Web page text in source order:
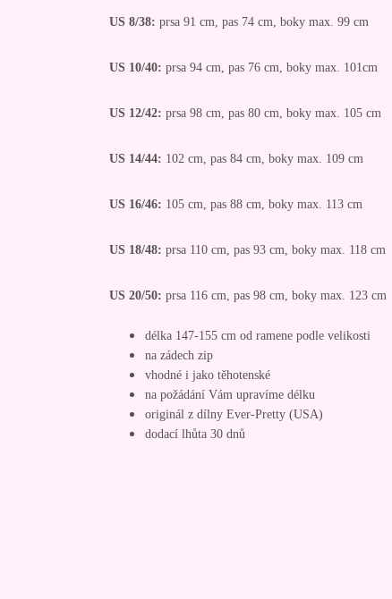
US 8/38: prsa 91 cm, pas 74 cm, boky max. 99 cm
US 10/40: prsa 94 cm, pas 76 cm, boky max. 101cm
US 12/42: prsa 98 cm, pas 80 cm, boky max. 105 cm
US 14/44: 102 cm, pas 84 cm, boky max. 109 cm
US 16/46: 105 cm, pas 88 cm, boky max. 113 cm
US 18/48: prsa 110 cm, pas 93 cm, boky max. 118 cm
US 20/50: prsa 116 cm, pas 98 cm, boky max. 123 cm
délka 147-155 cm od ramene podle velikosti
na zádech zip
vhodné i jako těhotenské
na požádání Vám upravíme délku
originál z dílny Ever-Pretty (USA)
dodací lhůta 30 dnů